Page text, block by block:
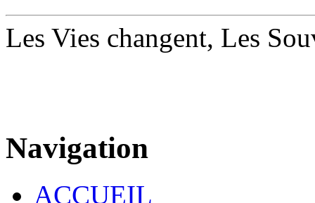
Les Vies changent, Les
Navigation
ACCUEIL